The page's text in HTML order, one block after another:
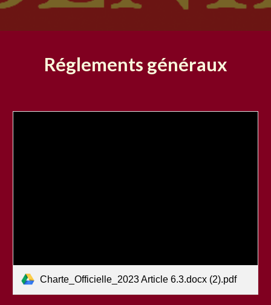
Réglements généraux
Charte_Officielle_2023 Article 6.3.docx (2).pdf